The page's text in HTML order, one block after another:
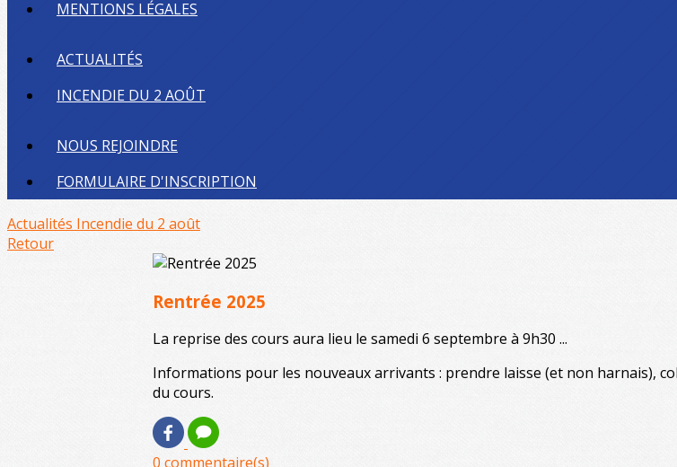
MENTIONS LÉGALES
ACTUALITÉS
INCENDIE DU 2 AOÛT
NOUS REJOINDRE
FORMULAIRE D'INSCRIPTION
Actualités Incendie du 2 août
Retour
Rentrée 2025
La reprise des cours aura lieu le samedi 6 septembre à 9h30 ...
Informations pour les nouveaux arrivants : prendre laisse (et non harnais),
du cours.
0 commentaire(s)